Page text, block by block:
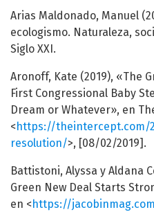
Arias Maldonado, Manuel
ecologismo. Naturaleza,
Siglo XXI.
Aronoff, Kate (2019), «The
First Congressional Baby
Dream or Whatever», en
<https://theintercept.com/
resolution/>, [08/02/2019].
Battistoni, Alyssa y Aldana
Green New Deal Starts
en <https://